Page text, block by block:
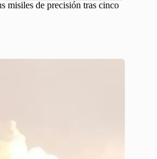
misiles de precisión tras cinco